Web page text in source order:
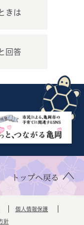
きは
回答
トップへ戻る
個人情報保護
針